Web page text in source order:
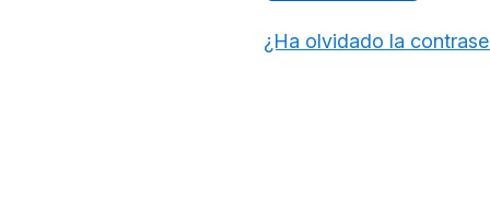
¿Ha olvidado la